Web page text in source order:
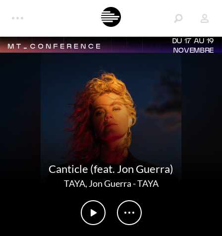
DU 17 AU 19
NOVEMBRE
Canticle (feat. Jon Guerra)
TAYA, Jon Guerra-TAYA